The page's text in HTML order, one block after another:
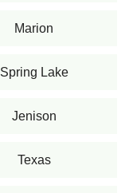
Marion
Spring Lake
Jenison
Texas